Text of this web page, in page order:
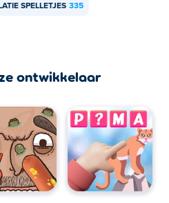
SPELLETJES 335
ontwikkelaar